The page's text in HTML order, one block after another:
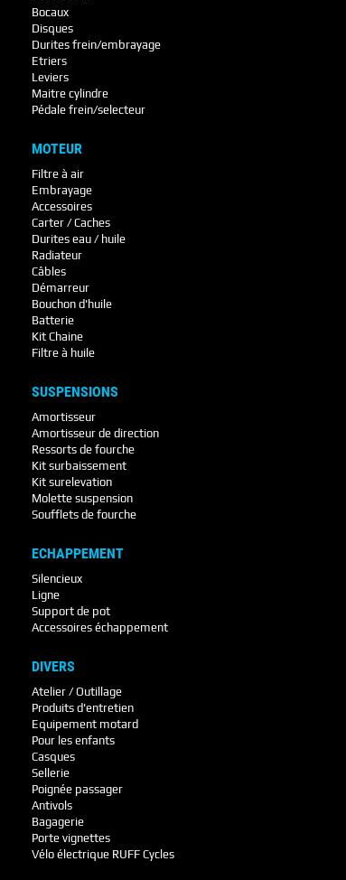
Bocaux
Disques
Durites frein/embrayage
Etriers
Leviers
Maitre cylindre
Pédale frein/selecteur
MOTEUR
Filtre à air
Embrayage
Accessoires
Carter / Caches
Durites eau / huile
Radiateur
Câbles
Démarreur
Bouchon d'huile
Batterie
Kit Chaine
Filtre à huile
SUSPENSIONS
Amortisseur
Amortisseur de direction
Ressorts de fourche
Kit surbaissement
Kit surelevation
Molette suspension
Soufflets de fourche
ECHAPPEMENT
Silencieux
Ligne
Support de pot
Accessoires échappement
DIVERS
Atelier / Outillage
Produits d'entretien
Equipement motard
Pour les enfants
Casques
Sellerie
Poignée passager
Antivols
Bagagerie
Porte vignettes
Vélo électrique RUFF Cycles